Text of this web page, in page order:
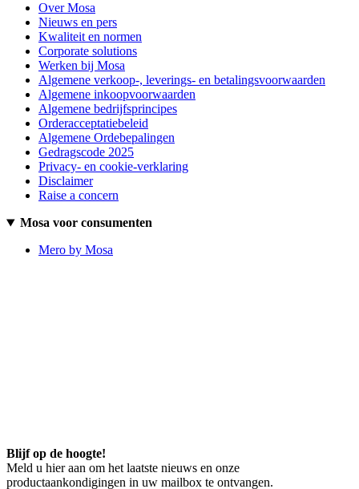
Over Mosa
Nieuws en pers
Kwaliteit en normen
Corporate solutions
Werken bij Mosa
Algemene verkoop-, leverings- en betalingsvoorwaarden
Algemene inkoopvoorwaarden
Algemene bedrijfsprincipes
Orderacceptatiebeleid
Algemene Ordebepalingen
Gedragscode 2025
Privacy- en cookie-verklaring
Disclaimer
Raise a concern
Mosa voor consumenten
Mero by Mosa
Blijf op de hoogte!
Meld u hier aan om het laatste nieuws en onze
productaankondigingen in uw mailbox te ontvangen.